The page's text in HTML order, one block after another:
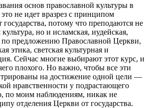
основ православной культуры в
не идет вразрез с принципом
потому что преподаются не
но и исламская, иудейская,
по предложению Православной Церкви,
этика, светская культурная и
Сейчас многие выбирают этот курс, и
плохого. Но важно, чтобы все эти
на достижение одной цели —
нравственности у подрастающего
по моим наблюдениям, никак не
отделения Церкви от государства.